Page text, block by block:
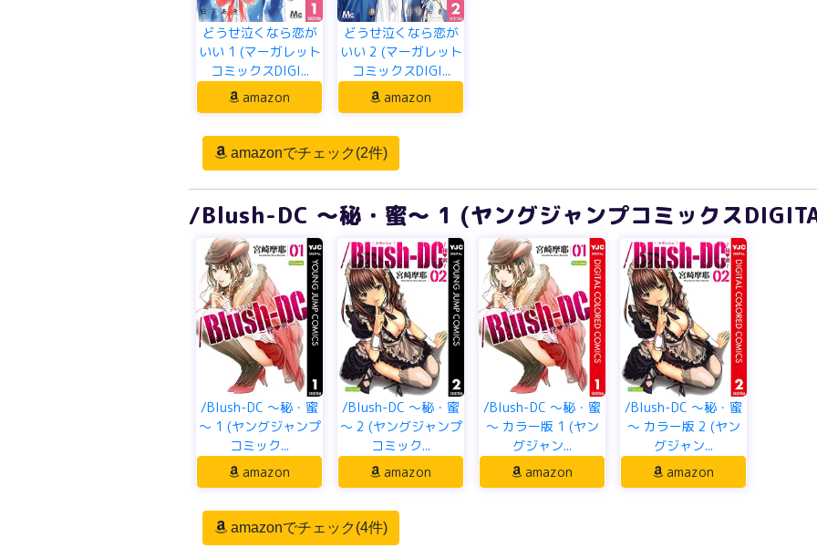
どうせ泣くなら恋が
いい 1 (マーガレット
コミックスDIGI...
amazon
どうせ泣くなら恋が
いい 2 (マーガレット
コミックスDIGI...
amazon
amazonでチェック(2件)
/Blush-DC ～秘・蜜～ 1 (ヤングジャンプコミックス
/Blush-DC ～秘・蜜
～ 1 (ヤングジャンプ
コミック...
amazon
/Blush-DC ～秘・蜜
～ 2 (ヤングジャンプ
コミック...
amazon
/Blush-DC ～秘・蜜
～ カラー版 1 (ヤン
グジャン...
amazon
/Blush-DC ～秘・蜜
～ カラー版 2 (ヤン
グジャン...
amazon
amazonでチェック(4件)